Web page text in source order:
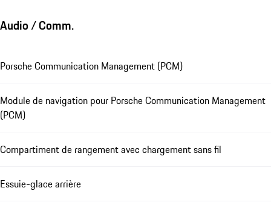
Audio / Comm.
Porsche Communication Management (PCM)
Module de navigation pour Porsche Communication Management
(PCM)
Compartiment de rangement avec chargement sans fil
Essuie-glace arrière